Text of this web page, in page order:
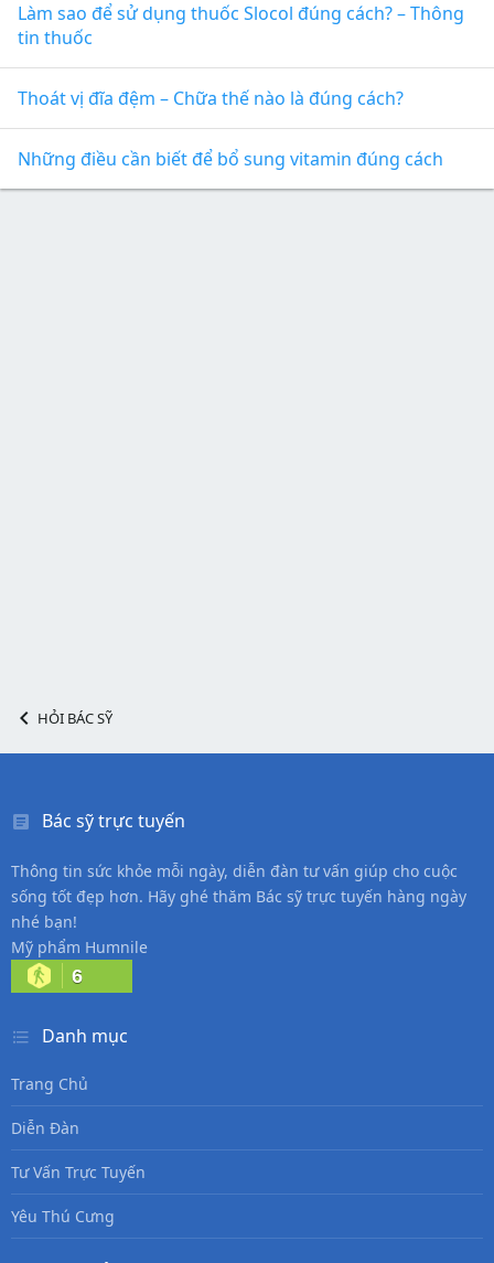
Làm sao để sử dụng thuốc Slocol đúng cách? – Thông
tin thuốc
Thoát vị đĩa đệm – Chữa thế nào là đúng cách?
Những điều cần biết để bổ sung vitamin đúng cách
HỎI BÁC SỸ
Bác sỹ trực tuyến
Thông tin sức khỏe mỗi ngày, diễn đàn tư vấn giúp cho cuộc
sống tốt đẹp hơn. Hãy ghé thăm Bác sỹ trực tuyến hàng ngày
nhé bạn!
Mỹ phẩm Humnile
6
Danh mục
Trang Chủ
Diễn Đàn
Tư Vấn Trực Tuyến
Yêu Thú Cưng